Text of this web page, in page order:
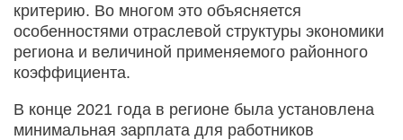
критерию. Во многом это объясняется
особенностями отраслевой структуры экономики
региона и величиной применяемого районного
коэффициента.
В конце 2021 года в регионе была установлена
минимальная зарплата для работников